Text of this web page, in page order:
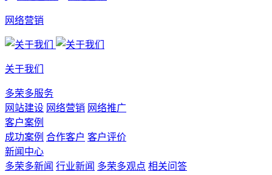
网络营销
关于我们
多荣多服务
网站建设 网络营销 网络推广
客户案例
成功案例 合作客户 客户评价
新闻中心
多荣多新闻 行业新闻 多荣多观点 相关问答